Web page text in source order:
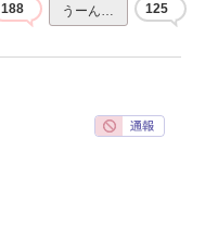
188 うーん… 125